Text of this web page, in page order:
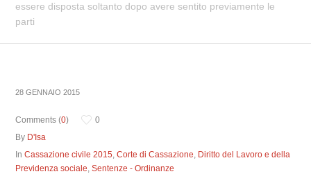
essere disposta soltanto dopo avere sentito previamente le
parti
28 GENNAIO 2015
Comments (0)
0
By D'Isa
InCassazione civile 2015,Corte di Cassazione, Diritto del Lavoro e della
Previdenza sociale,Sentenze - Ordinanze